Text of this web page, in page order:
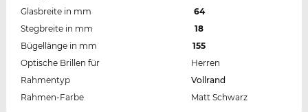
Glasbreite in mm
64
Stegbreite in mm
18
Bügellänge in mm
155
Optische Brillen für
Herren
Rahmentyp
Vollrand
Rahmen-Farbe
Matt Schwarz